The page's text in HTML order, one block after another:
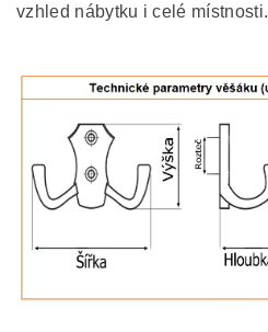
vzhled nábytku i celé místnosti.